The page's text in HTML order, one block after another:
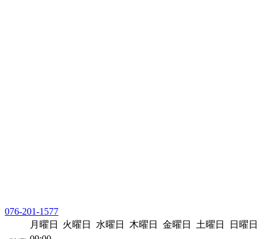
076-201-1577
月曜日
火曜日 水曜日 木曜日 金曜日 土曜日
日曜日